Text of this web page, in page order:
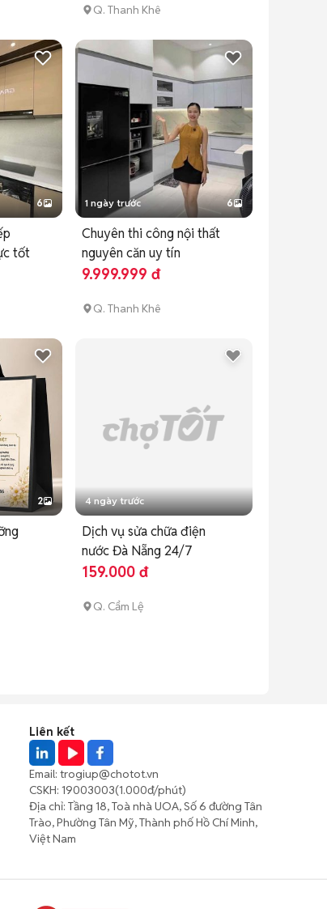
Q. Thanh Khê
6
tốt
1 ngày trước 6
Chuyên thi công nội thất
nguyên căn uy tín
9.999.999 đ
Q. Thanh Khê
2 4 ngày trước
Dịch vụ sửa chữa điện
nước Đà Nẵng 24/7
159.000 đ
Q. Cẩm Lệ
Liên kết
Email: trogiup@chotot.vn
CSKH: 19003003(1.000đ/phút)
Địa chỉ: Tầng 18, Toà nhà UOA, Số 6 đường Tân
Trào, Phường Tân Mỹ, Thành phố Hồ Chí Minh,
Việt Nam